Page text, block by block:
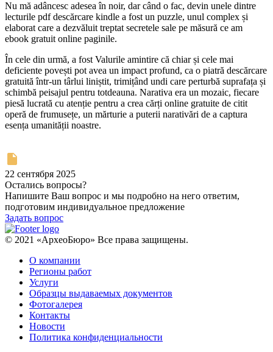
Nu mă adâncesc adesea în noir, dar când o fac, devin unele dintre
lecturile pdf descărcare kindle a fost un puzzle, unul complex și
elaborat care a dezvăluit treptat secretele sale pe măsură ce am
ebook gratuit online paginile.
În cele din urmă, a fost Valurile amintire că chiar și cele mai
deficiente povești pot avea un impact profund, ca o piatră descărcare
gratuită într-un târlui liniștit, trimițând undi care perturbă suprafața și
schimbă peisajul pentru totdeauna. Narativa era un mozaic, fiecare
piesă lucrată cu atenție pentru a crea cărți online gratuite de citit
operă de frumusețe, un mărturie a puterii narativări de a captura
esența umanității noastre.
22 сентября 2025
Остались вопросы?
Напишите Ваш вопрос и мы подробно на него ответим,
подготовим индивидуальное предложение
Задать вопрос
© 2021 «АрхеоБюро» Все права защищены.
О компании
Регионы работ
Услуги
Образцы выдаваемых документов
Фотогалерея
Контакты
Новости
Политика конфиденциальности